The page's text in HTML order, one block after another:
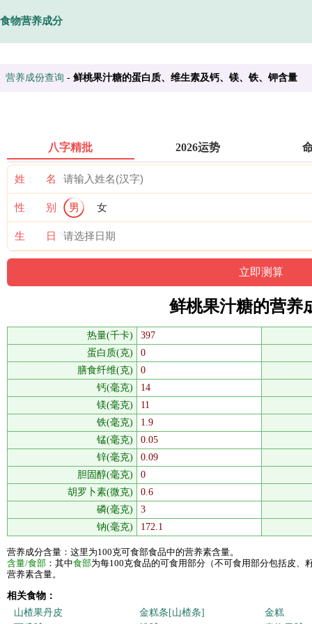
食物营养成分
营养成份查询 - 鲜桃果汁糖的蛋白质、维生素及钙、镁、铁、钾含量
八字精批 2026运势
姓 名
性 别 男 女
生 日
鲜桃果汁糖的营养
热量(千卡)
397
蛋白质(克)
0
膳食纤维(克)
0
钙(毫克)
14
镁(毫克)
11
铁(毫克)
1.9
锰(毫克)
0.05
锌(毫克)
0.09
胆固醇(毫克)
0
胡罗卜素(微克)
0.6
磷(毫克)
3
钠(毫克)
172.1
营养成分含量：这里为100克可食部食品中的营养素含量。
含量/食部 ：其中食部为每100克食品的可食用部分（不可食用部分包括皮、
营养素含量。
相关食物：
山楂果丹皮
金糕条[山楂条]
金糕